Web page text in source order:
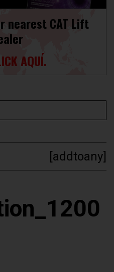
nearest CAT Lift
AQUÍ.
[addtoany]